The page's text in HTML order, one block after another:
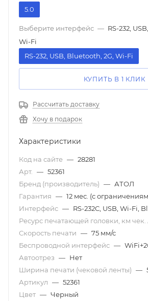
5.0
Выберите интерфейс — RS-232,
Wi-Fi
RS-232, USB, Bluetooth, 2G, Wi-Fi
КУПИТЬ В 1 КЛИК
Рассчитать доставку
Хочу в подарок
Характеристики
Код на сайте — 28281
Арт. — 52361
Бренд (производитель) — АТОЛ
Гарантия — 12 мес. (с
Интерфейс — RS-232C, USB, Wi-Fi,
Ресурс печатающей головки, км чек.
Скорость печати — 75 мм/с
Беспроводной интерфейс —
Автоотрез — Нет
Ширина печати (чековой ленты) —
Артикул — 52361
Цвет — Черный